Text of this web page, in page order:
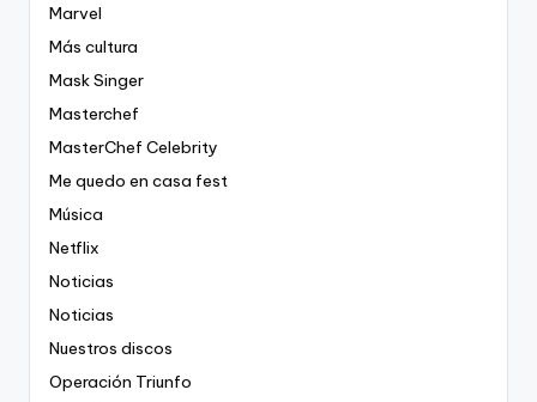
Marvel
Más cultura
Mask Singer
Masterchef
MasterChef Celebrity
Me quedo en casa fest
Música
Netflix
Noticias
Noticias
Nuestros discos
Operación Triunfo